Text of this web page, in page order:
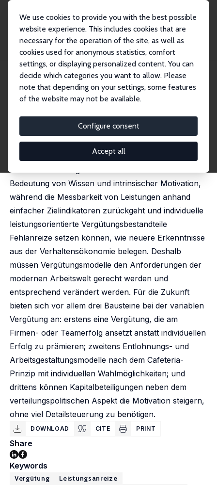
We use cookies to provide you with the best possible
website experience. This includes cookies that are
necessary for the operation of the site, as well as
cookies used for anonymous statistics, comfort
settings, or displaying personalized content. You can
decide which categories you want to allow. Please
note that depending on your settings, some features
of the website may not be available.
Configure consent
Accept all
Publications
IZA Standpunkte
New Pay: Welche Anreize funktionieren überhaupt noch?
IZA Standpunkt Nr. 95
August 2019
New Pay: Welche Anreize
funktionieren überhaupt noch?
Werner Eichhorst,Carolin Linckh
Die Arbeitswelt wandelt sich hin zu komplexeren und
interaktiveren Tätigkeiten. Dabei wächst die
Bedeutung von Wissen und intrinsischer Motivation,
während die Messbarkeit von Leistungen anhand
einfacher Zielindikatoren zurückgeht und individuelle
leistungsorientierte Vergütungsbestandteile
Fehlanreize setzen können, wie neuere Erkenntnisse
aus der Verhaltensökonomie belegen. Deshalb
müssen Vergütungsmodelle den Anforderungen der
modernen Arbeitswelt gerecht werden und
entsprechend verändert werden. Für die Zukunft
bieten sich vor allem drei Bausteine bei der variablen
Vergütung an: erstens eine Vergütung, die am
Firmen- oder Teamerfolg ansetzt anstatt individuellen
Erfolg zu prämieren; zweitens Entlohnungs- und
Arbeitsgestaltungsmodelle nach dem Cafeteria-
Prinzip mit individuellen Wahlmöglichkeiten; und
drittens können Kapitalbeteiligungen neben dem
verteilungspolitischen Aspekt die Motivation steigern,
ohne viel Detailsteuerung zu benötigen.
DOWNLOAD CITE PRINT
Share
Keywords
Vergütung
Leistungsanreize